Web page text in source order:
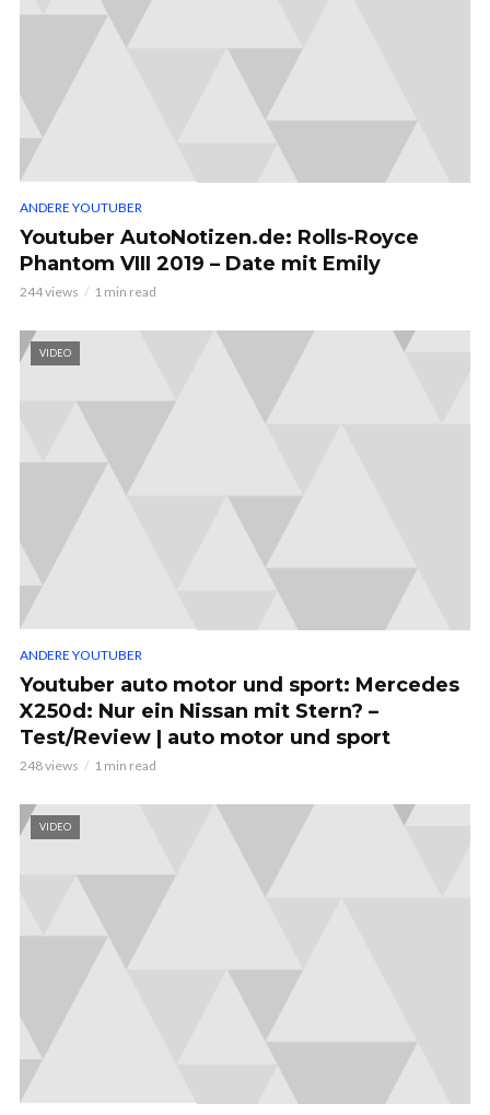
ANDERE YOUTUBER
Youtuber AutoNotizen.de: Rolls-Royce
Phantom VIII 2019 – Date mit Emily
244 views 1 min read
VIDEO
ANDERE YOUTUBER
Youtuber auto motor und sport: Mercedes
X250d: Nur ein Nissan mit Stern? –
Test/Review | auto motor und sport
248 views 1 min read
VIDEO